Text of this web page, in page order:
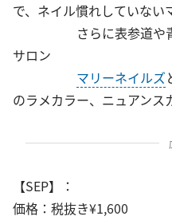
で、ネイル慣れしていない
さらに表参道や青山
サロン
マリーネイルズ
のラメカラー、ニュアンス
【SEP】：
価格：税抜き¥1,600